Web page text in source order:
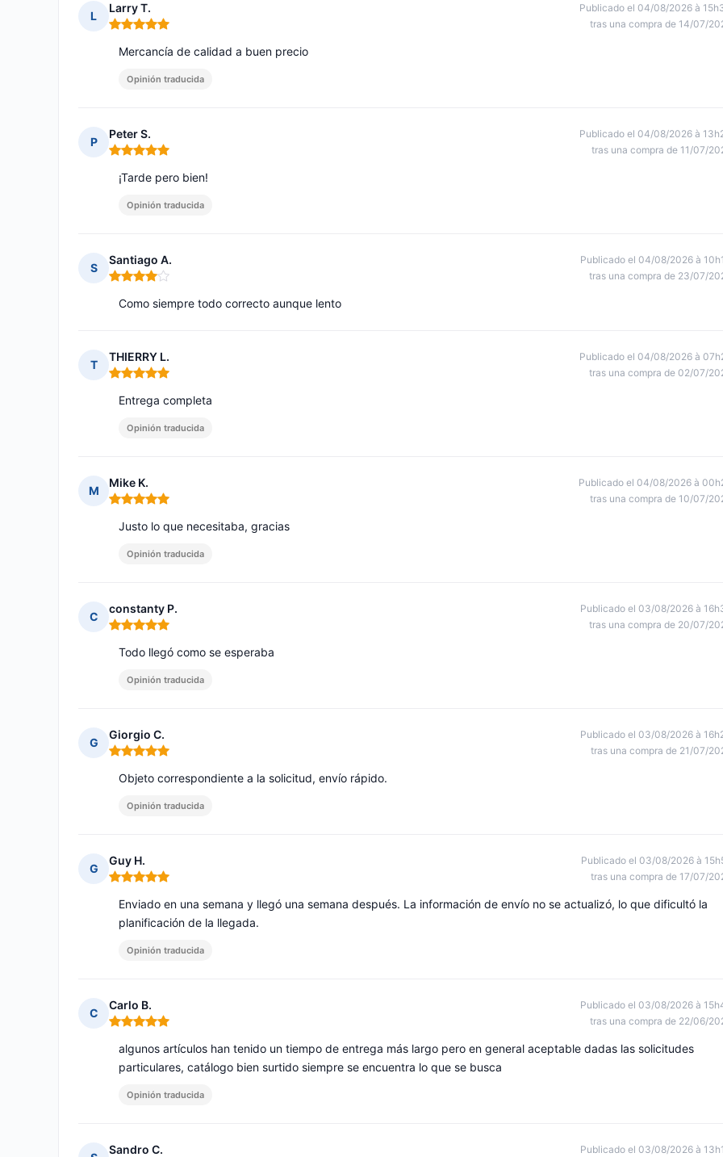
L
Larry T.
Nota: 5 de 5
Publicado el 04/08/2026 à
tras una compra de 14/07/
Mercancía de calidad a buen precio
Opinión traducida
P
Peter S.
Nota: 5 de 5
Publicado el 04/08/2026 à
tras una compra de 11/07/
¡Tarde pero bien!
Opinión traducida
S
Santiago A.
Nota: 4 de 5
Publicado el 04/08/2026 à
tras una compra de 23/07/
Como siempre todo correcto aunque lento
T
THIERRY L.
Nota: 5 de 5
Publicado el 04/08/2026 à
tras una compra de 02/07/
Entrega completa
Opinión traducida
M
Mike K.
Nota: 5 de 5
Publicado el 04/08/2026 à
tras una compra de 10/07/
Justo lo que necesitaba, gracias
Opinión traducida
C
constanty P.
Nota: 5 de 5
Publicado el 03/08/2026 à
tras una compra de 20/07/
Todo llegó como se esperaba
Opinión traducida
G
Giorgio C.
Nota: 5 de 5
Publicado el 03/08/2026 à
tras una compra de 21/07/
Objeto correspondiente a la solicitud, envío rápido.
Opinión traducida
G
Guy H.
Nota: 5 de 5
Publicado el 03/08/2026 à
tras una compra de 17/07/
Enviado en una semana y llegó una semana después. La información de envío no se actualizó, lo que dificultó la
planificación de la llegada.
Opinión traducida
C
Carlo B.
Nota: 5 de 5
Publicado el 03/08/2026 à
tras una compra de 22/06/
algunos artículos han tenido un tiempo de entrega más largo pero en general aceptable dadas las solicitudes
particulares, catálogo bien surtido siempre se encuentra lo que se busca
Opinión traducida
Sandro C. Publicado el 03/08/2026 à